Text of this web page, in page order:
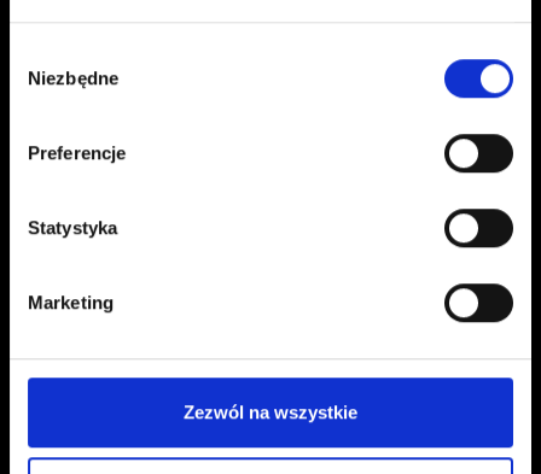
zgody
Niezbędne
Preferencje
Statystyka
Marketing
Zezwól na wszystkie
CZERWONA SZPILKA